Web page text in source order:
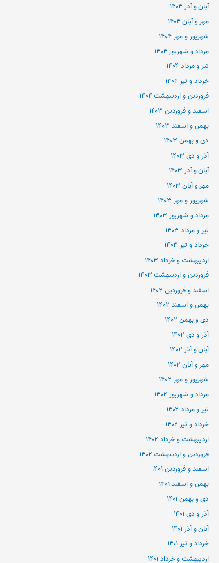
آبان و آذر ۱۴۰۴
مهر و آبان ۱۴۰۴
شهریور و مهر ۱۴۰۴
مرداد و شهریور ۱۴۰۴
تیر و مرداد ۱۴۰۴
خرداد و تیر ۱۴۰۴
فروردین و اردیبهشت ۱۴۰۴
اسفند و فروردین ۱۴۰۳
بهمن و اسفند ۱۴۰۳
دی و بهمن ۱۴۰۳
آذر و دی ۱۴۰۳
آبان و آذر ۱۴۰۳
مهر و آبان ۱۴۰۳
شهریور و مهر ۱۴۰۳
مرداد و شهریور ۱۴۰۳
تیر و مرداد ۱۴۰۳
خرداد و تیر ۱۴۰۳
اردیبهشت و خرداد ۱۴۰۳
فروردین و اردیبهشت ۱۴۰۳
اسفند و فروردین ۱۴۰۲
بهمن و اسفند ۱۴۰۲
دی و بهمن ۱۴۰۲
آذر و دی ۱۴۰۲
آبان و آذر ۱۴۰۲
مهر و آبان ۱۴۰۲
شهریور و مهر ۱۴۰۲
مرداد و شهریور ۱۴۰۲
تیر و مرداد ۱۴۰۲
خرداد و تیر ۱۴۰۲
اردیبهشت و خرداد ۱۴۰۲
فروردین و اردیبهشت ۱۴۰۲
اسفند و فروردین ۱۴۰۱
بهمن و اسفند ۱۴۰۱
دی و بهمن ۱۴۰۱
آذر و دی ۱۴۰۱
آبان و آذر ۱۴۰۱
خرداد و تیر ۱۴۰۱
اردیبهشت و خرداد ۱۴۰۱